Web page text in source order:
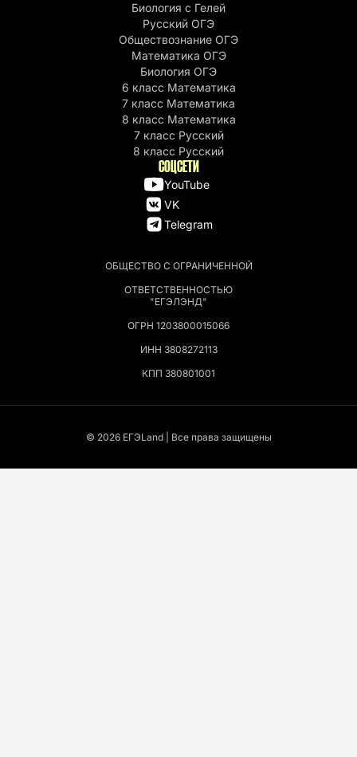
ОБЩЕСТВО С ОГРАНИЧЕННОЙ
ОТВЕТСТВЕННОСТЬЮ
"ЕГЭЛЭНД"
ОГРН 1203800015066
ИНН 3808272113
КПП 380801001
Биология с Гелей
Русский ОГЭ
Обществознание ОГЭ
Математика ОГЭ
Биология ОГЭ
6 класс Математика
7 класс Математика
8 класс Математика
7 класс Русский
8 класс Русский
СОЦСЕТИ
YouTube
VK
Telegram
© 2026 EГЭLand | Все права защищены